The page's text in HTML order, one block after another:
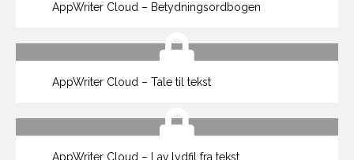
AppWriter Cloud – Betydningsordbogen
AppWriter Cloud – Tale til tekst
AppWriter Cloud – Lav lydfil fra tekst